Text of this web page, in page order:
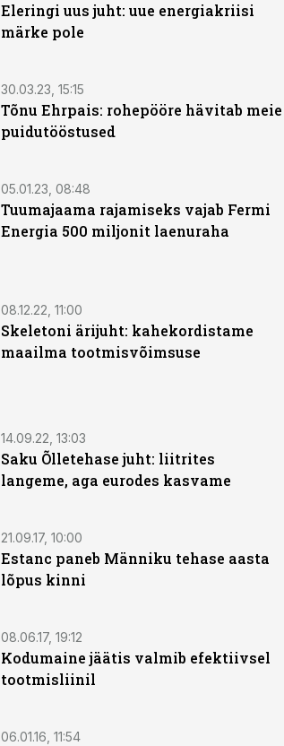
Eleringi uus juht: uue energiakriisi
märke pole
30.03.23, 15:15
Tõnu Ehrpais: rohepööre hävitab meie
puidutööstused
05.01.23, 08:48
Tuumajaama rajamiseks vajab Fermi
Energia 500 miljonit laenuraha
08.12.22, 11:00
Skeletoni ärijuht: kahekordistame
maailma tootmisvõimsuse
14.09.22, 13:03
Saku Õlletehase juht: liitrites
langeme, aga eurodes kasvame
21.09.17, 10:00
Estanc paneb Männiku tehase aasta
lõpus kinni
08.06.17, 19:12
Kodumaine jäätis valmib efektiivsel
tootmisliinil
06.01.16, 11:54